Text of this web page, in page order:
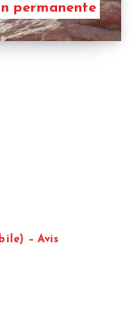
permanente
– Avis